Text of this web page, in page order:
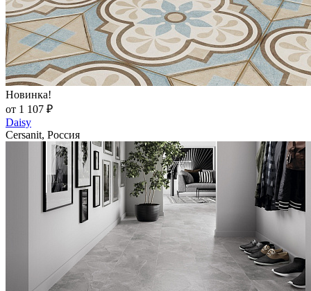
Новинка!
от 1 107 ₽
Daisy
Cersanit, Россия